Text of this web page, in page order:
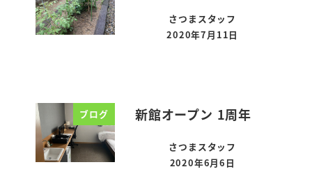
さつまスタッフ
投稿日
2020年7月11日
ブログ 新館オープン 1周年
さつまスタッフ
投稿日
2020年6月6日